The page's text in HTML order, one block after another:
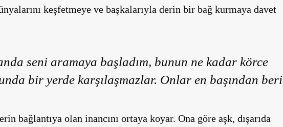
keşfetmeye ve başkalarıyla derin bir bağ kurmaya davet
seni aramaya başladım, bunun ne kadar körce
bir yerde karşılaşmazlar. Onlar en başından beri
bağlantıya olan inancını ortaya koyar. Ona göre aşk, dışarıda